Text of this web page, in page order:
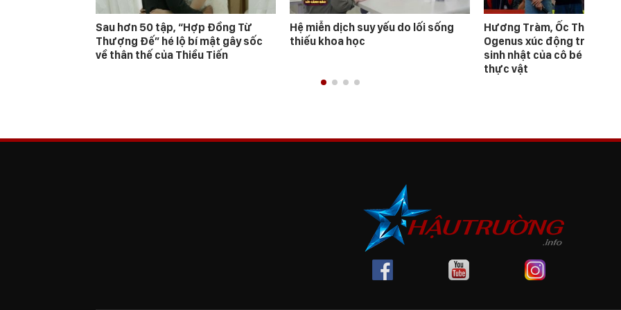
Sau hơn 50 tập, “Hợp Đồng Từ
Thượng Đế” hé lộ bí mật gây sốc
về thân thế của Thiều Tiến
Hệ miễn dịch suy yếu do lối sống
thiếu khoa học
Hương Tràm, Ốc Thanh Vân
Ogenus xúc động trước
sinh nhật của cô bé có cha
thực vật